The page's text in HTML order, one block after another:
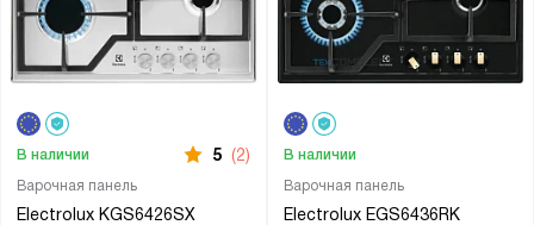
Варочная панель
Electrolux KGS6426SX
В наличии 5 (2)
Варочная панель
Electrolux EGS6436RK
В наличии